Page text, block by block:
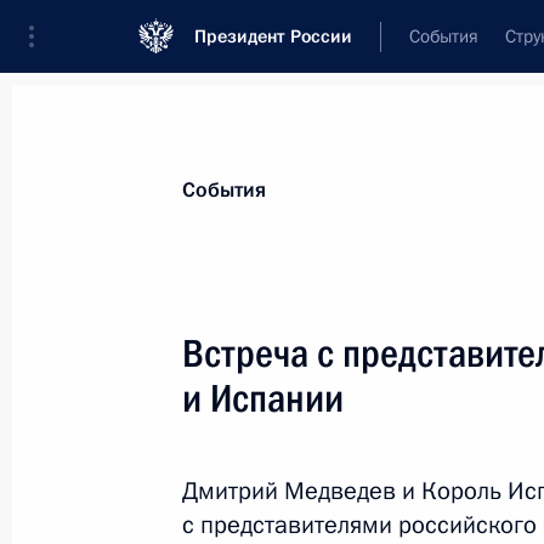
Президент России События
Телефонный разговор с премьер-
Санчесом
События
Встреча с
и Испании
Дмитрий Медведев и Король
с представителями